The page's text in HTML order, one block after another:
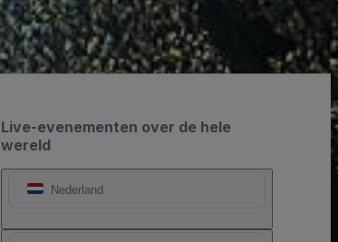
Live-evenementen over de hele
wereld
Nederland